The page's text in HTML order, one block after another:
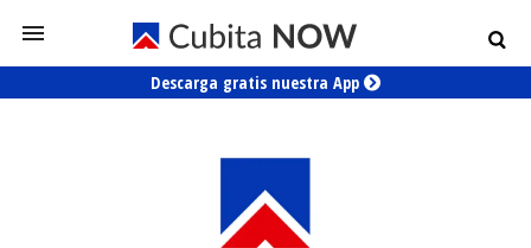
Descarga gratis nuestra App